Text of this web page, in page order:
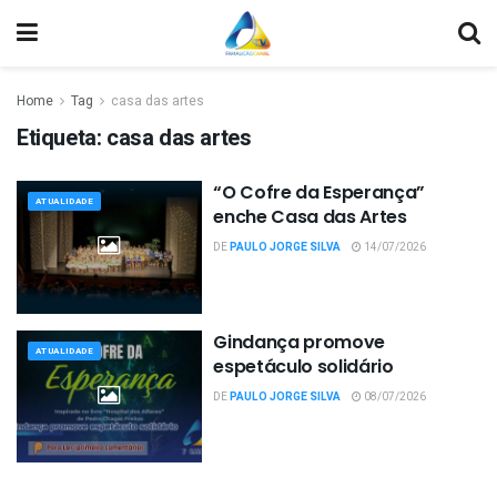
Home Tag casa das artes
Etiqueta: casa das artes
ATUALIDADE
“O Cofre da Esperança”
enche Casa das Artes
DEPAULO JORGE SILVA 14/07/2026
ATUALIDADE
Gindança promove
espetáculo solidário
DEPAULO JORGE SILVA 08/07/2026